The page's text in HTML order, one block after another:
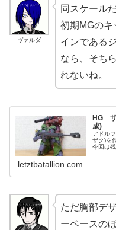
ヴァルダ
同スケール
初期MGの
インである
なら、そち
れないね。
HG
成)
アドル
ザク)を
今回は
letztbatallion.com
ただ胸部デ
ーベースの